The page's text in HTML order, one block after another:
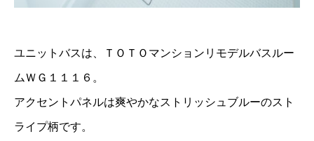
ユニットバスは、ＴＯＴＯマンションリモデルバスルー
ムＷＧ１１１６。
アクセントパネルは爽やかなストリッシュブルーのスト
ライプ柄です。